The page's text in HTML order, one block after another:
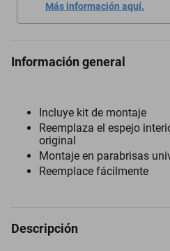
Más información aquí.
Información general
Incluye kit de montaje
Reemplaza el espejo
original
Montaje en parabrisas
Reemplace fácilmente
Descripción